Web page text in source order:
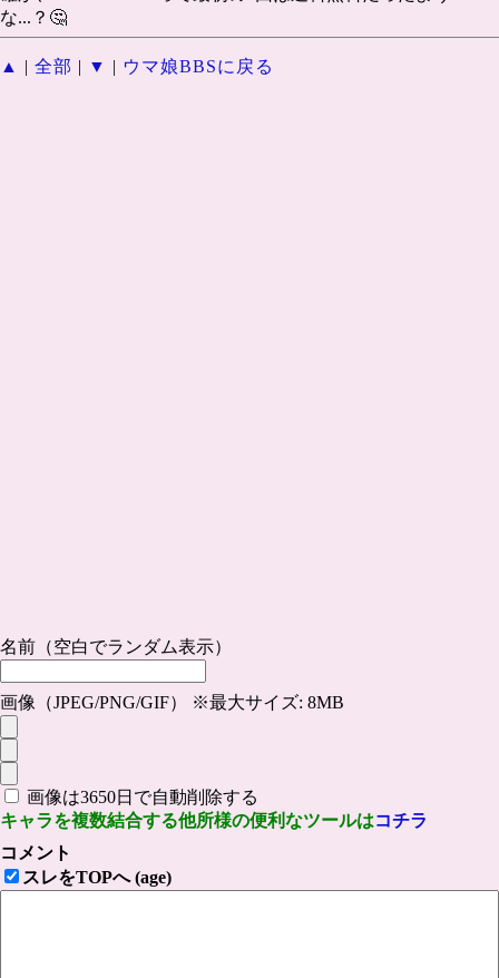
な...？🤔
▲ | 全部 | ▼ | ウマ娘BBSに戻る
名前（空白でランダム表示）
画像（JPEG/PNG/GIF） ※最大サイズ: 8MB
画像は3650日で自動削除する
キャラを複数結合する他所様の便利なツールはコチラ
コメント
スレをTOPへ (age)